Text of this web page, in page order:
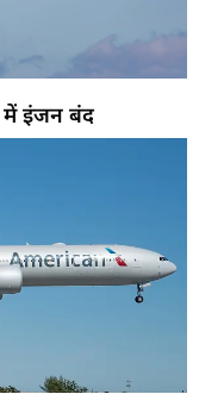
में इंजन बंद